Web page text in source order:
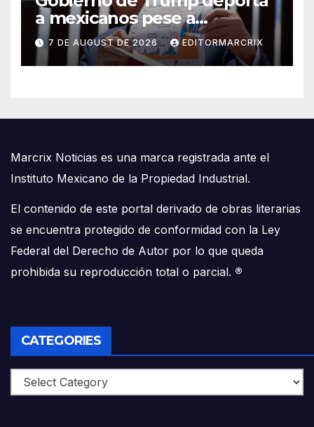
a mexicanos pese a
protección contra la tortura,
según reporte
7 DE AUGUST DE 2026 EDITORMARCRIX
Marcrix Noticias es una marca registrada ante el
Instituto Mexicano de la Propiedad Industrial.
El contenido de este portal derivado de obras literarias
se encuentra protegido de conformidad con la Ley
Federal del Derecho de Autor por lo que queda
prohibida su reproducción total o parcial. ®
CATEGORIES
Categories